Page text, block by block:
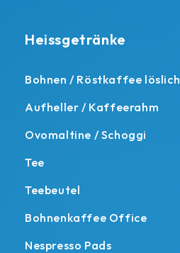
Heissgetränke
Bohnen / Röstkaffee löslich
Aufheller / Kaffeerahm
Ovomaltine / Schoggi
Tee
Teebeutel
Bohnenkaffee Office
Nespresso Pads